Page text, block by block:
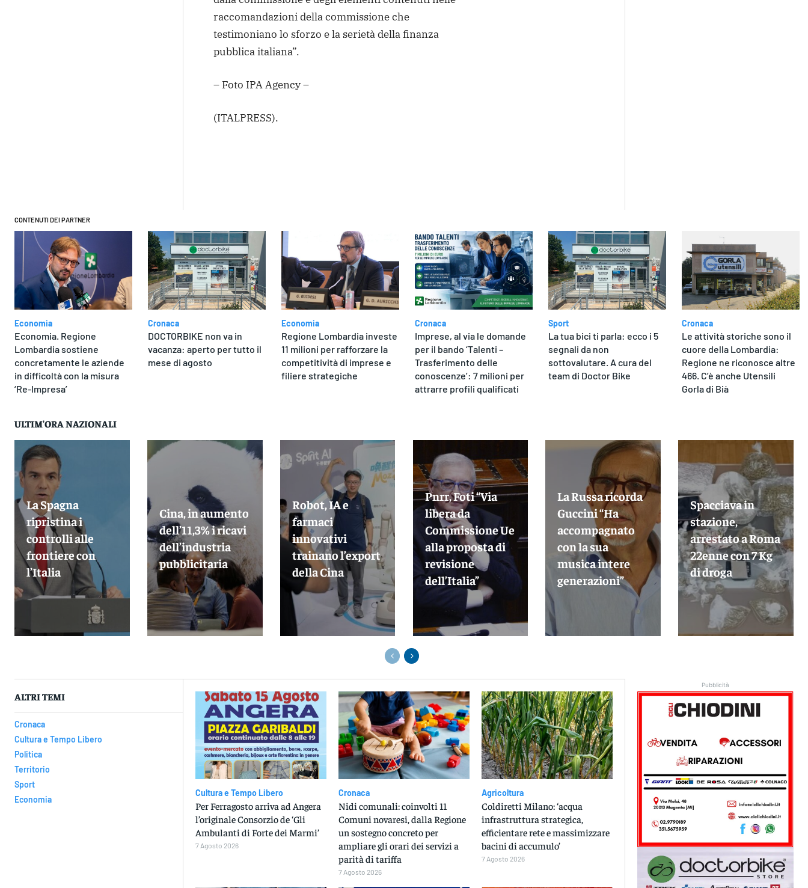
raccomandazioni della commissione che
testimoniano lo sforzo e la serietà della finanza
pubblica italiana”.
– Foto IPA Agency –
(ITALPRESS).
CONTENUTI DEI PARTNER
Economia
Economia. Regione
Lombardia sostiene
concretamente le aziende
in difficoltà con la misura
‘Re-Impresa’
Cronaca
DOCTORBIKE non va in
vacanza: aperto per tutto il
mese di agosto
Economia
Regione Lombardia investe
11 milioni per rafforzare la
competitività di imprese e
filiere strategiche
Cronaca
Imprese, al via le domande
per il bando ‘Talenti –
Trasferimento delle
conoscenze’: 7 milioni per
attrarre profili qualificati
Sport
La tua bici ti parla: ecco i 5
segnali da non
sottovalutare. A cura del
team di Doctor Bike
Cronaca
Le attività storiche sono il
cuore della Lombardia:
Regione ne riconosce altre
466. C’è anche Utensili
Gorla di Bià
ULTIM'ORA NAZIONALI
La Spagna
ripristina i
controlli alle
frontiere con
l’Italia
Cina, in aumento
dell’11,3% i ricavi
dell’industria
pubblicitaria
Robot, IA e
farmaci
innovativi
trainano l’export
della Cina
Pnrr, Foti “Via
libera da
Commissione Ue
alla proposta di
revisione
dell’Italia”
La Russa ricorda
Guccini “Ha
accompagnato
con la sua
musica intere
generazioni”
Spacciava in
stazione,
arrestato a Roma
22enne con 7 Kg
di droga
ALTRI TEMI
Cronaca
Cultura e Tempo Libero
Politica
Territorio
Sport
Economia
Cultura e Tempo Libero
Per Ferragosto arriva ad Angera
l’originale Consorzio de ‘Gli
Ambulanti di Forte dei Marmi’
7 Agosto 2026
Cronaca
Nidi comunali: coinvolti 11
Comuni novaresi, dalla Regione
un sostegno concreto per
ampliare gli orari dei servizi a
parità di tariffa
7 Agosto 2026
Agricoltura
Coldiretti Milano: ‘acqua
infrastruttura strategica,
efficientare rete e massimizzare
bacini di accumulo’
7 Agosto 2026
Pubblicità